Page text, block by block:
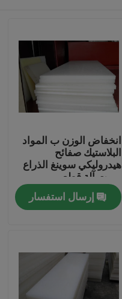
انخفاض الوزن ب المواد
البلاستيك صفائح
هيدروليكي سوينغ الذراع
يموت آلة قطع
إرسال استفسار